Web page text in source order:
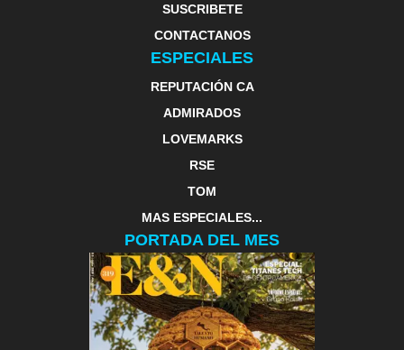
SUSCRIBETE
CONTACTANOS
ESPECIALES
REPUTACIÓN CA
ADMIRADOS
LOVEMARKS
RSE
TOM
MAS ESPECIALES...
PORTADA DEL MES